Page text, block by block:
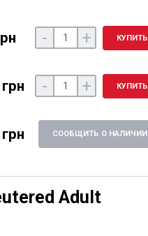
- + КУПИТЬ
- + КУПИТЬ
СООБЩИТЬ О НАЛИЧИИ
Adult